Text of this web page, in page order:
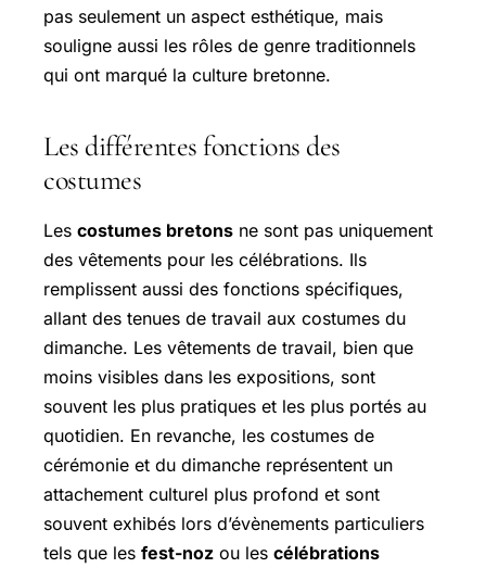
pas seulement un aspect esthétique, mais
souligne aussi les rôles de genre traditionnels
qui ont marqué la culture bretonne.
Les différentes fonctions des
costumes
Les costumes bretons ne sont pas uniquement
des vêtements pour les célébrations. Ils
remplissent aussi des fonctions spécifiques,
allant des tenues de travail aux costumes du
dimanche. Les vêtements de travail, bien que
moins visibles dans les expositions, sont
souvent les plus pratiques et les plus portés au
quotidien. En revanche, les costumes de
cérémonie et du dimanche représentent un
attachement culturel plus profond et sont
souvent exhibés lors d’évènements particuliers
tels que les fest-noz ou les célébrations